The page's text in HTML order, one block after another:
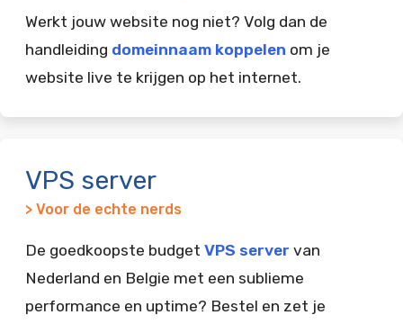
Werkt jouw website nog niet? Volg dan de
handleiding domeinnaam koppelen om je
website live te krijgen op het internet.
VPS server
> Voor de echte nerds
De goedkoopste budget VPS server van
Nederland en Belgie met een sublieme
performance en uptime? Bestel en zet je